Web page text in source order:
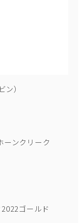
）
ーンクリーク
ゴールド